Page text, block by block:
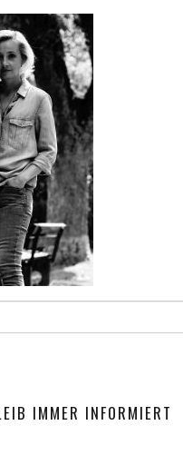
IMMER INFORMIERT